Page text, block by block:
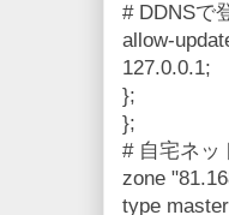
# DDNSで
allow-
127.0.0.1;
};
};
# 自宅ネッ
zone
type